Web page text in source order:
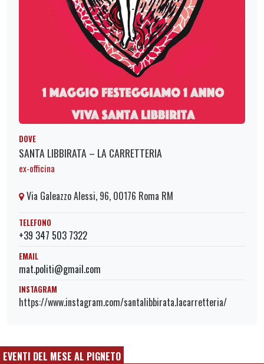
DOVE
SANTA LIBBIRATA – LA CARRETTERIA
ex-officina
Via Galeazzo Alessi, 96, 00176 Roma RM
TELEFONO
+39 347 503 7322
EMAIL
mat.politi@gmail.com
INSTAGRAM
https://www.instagram.com/santalibbirata.lacarretteria/
EVENTI DEL MESE AL PIGNETO